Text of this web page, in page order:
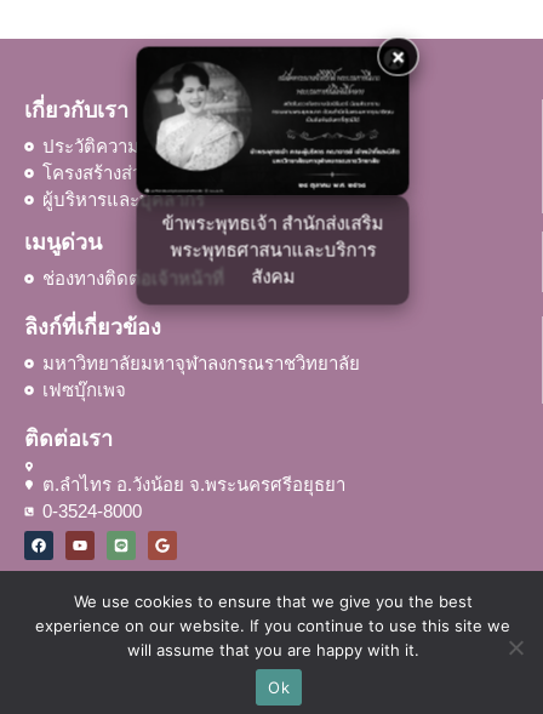
×
ข้าพระพุทธเจ้า สำนักส่งเสริม
พระพุทธศาสนาและบริการ
สังคม
เกี่ยวกับเรา
ประวัติความเป็นมา
โครงสร้างส่วนงาน
ผู้บริหารและบุคลากร
เมนูด่วน
ช่องทางติดต่อเจ้าหน้าที่
ลิงก์ที่เกี่ยวข้อง
มหาวิทยาลัยมหาจุฬาลงกรณราชวิทยาลัย
เฟซบุ๊กเพจ
ติดต่อเรา
ต.ลำไทร อ.วังน้อย จ.พระนครศรีอยุธยา
0-3524-8000
© สำนักส่งเสริมพระพุทธศาสนาและบริการสังคม มหาวิทยาลัยมหาจุฬาลงกร
ณราชวิทยาลัย
We use cookies to ensure that we give you the best
experience on our website. If you continue to use this site we
will assume that you are happy with it.
Ok